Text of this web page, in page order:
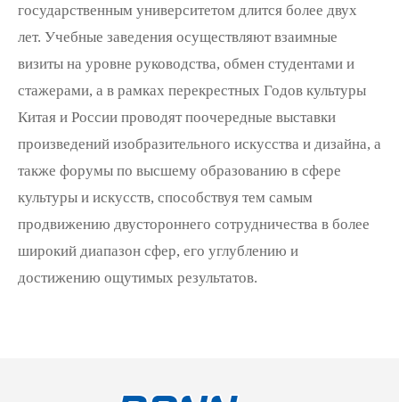
государственным университетом длится более двух
лет. Учебные заведения осуществляют взаимные
визиты на уровне руководства, обмен студентами и
стажерами, а в рамках перекрестных Годов культуры
Китая и России проводят поочередные выставки
произведений изобразительного искусства и дизайна, а
также форумы по высшему образованию в сфере
культуры и искусств, способствуя тем самым
продвижению двустороннего сотрудничества в более
широкий диапазон сфер, его углублению и
достижению ощутимых результатов.